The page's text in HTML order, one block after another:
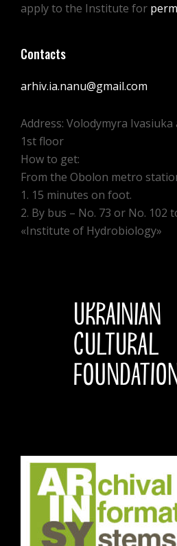
apply to the Institute for
Contacts
arhiv.ia.nanu@gmail.com
Address: Volodymyra Ivasiuka
1st floor
How to get:
From the Obolon metro
1. 15 minutes on foot.
2. By bus – No. 73 or No. 102
«Institute of Hydrobiology»